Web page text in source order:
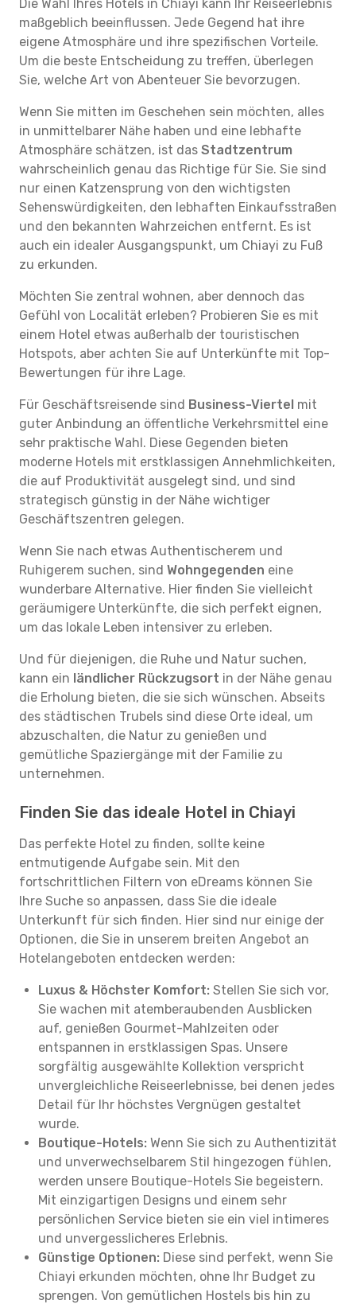
Die Wahl Ihres Hotels in Chiayi kann Ihr Reiseerlebnis
maßgeblich beeinflussen. Jede Gegend hat ihre
eigene Atmosphäre und ihre spezifischen Vorteile.
Um die beste Entscheidung zu treffen, überlegen
Sie, welche Art von Abenteuer Sie bevorzugen.
Wenn Sie mitten im Geschehen sein möchten, alles
in unmittelbarer Nähe haben und eine lebhafte
Atmosphäre schätzen, ist das Stadtzentrum
wahrscheinlich genau das Richtige für Sie. Sie sind
nur einen Katzensprung von den wichtigsten
Sehenswürdigkeiten, den lebhaften Einkaufsstraßen
und den bekannten Wahrzeichen entfernt. Es ist
auch ein idealer Ausgangspunkt, um Chiayi zu Fuß
zu erkunden.
Möchten Sie zentral wohnen, aber dennoch das
Gefühl von Localität erleben? Probieren Sie es mit
einem Hotel etwas außerhalb der touristischen
Hotspots, aber achten Sie auf Unterkünfte mit Top-
Bewertungen für ihre Lage.
Für Geschäftsreisende sind Business-Viertel mit
guter Anbindung an öffentliche Verkehrsmittel eine
sehr praktische Wahl. Diese Gegenden bieten
moderne Hotels mit erstklassigen Annehmlichkeiten,
die auf Produktivität ausgelegt sind, und sind
strategisch günstig in der Nähe wichtiger
Geschäftszentren gelegen.
Wenn Sie nach etwas Authentischerem und
Ruhigerem suchen, sind Wohngegenden eine
wunderbare Alternative. Hier finden Sie vielleicht
geräumigere Unterkünfte, die sich perfekt eignen,
um das lokale Leben intensiver zu erleben.
Und für diejenigen, die Ruhe und Natur suchen,
kann ein ländlicher Rückzugsort in der Nähe genau
die Erholung bieten, die sie sich wünschen. Abseits
des städtischen Trubels sind diese Orte ideal, um
abzuschalten, die Natur zu genießen und
gemütliche Spaziergänge mit der Familie zu
unternehmen.
Finden Sie das ideale Hotel in Chiayi
Das perfekte Hotel zu finden, sollte keine
entmutigende Aufgabe sein. Mit den
fortschrittlichen Filtern von eDreams können Sie
Ihre Suche so anpassen, dass Sie die ideale
Unterkunft für sich finden. Hier sind nur einige der
Optionen, die Sie in unserem breiten Angebot an
Hotelangeboten entdecken werden:
Luxus & Höchster Komfort: Stellen Sie sich vor,
Sie wachen mit atemberaubenden Ausblicken
auf, genießen Gourmet-Mahlzeiten oder
entspannen in erstklassigen Spas. Unsere
sorgfältig ausgewählte Kollektion verspricht
unvergleichliche Reiseerlebnisse, bei denen jedes
Detail für Ihr höchstes Vergnügen gestaltet
wurde.
Boutique-Hotels: Wenn Sie sich zu Authentizität
und unverwechselbarem Stil hingezogen fühlen,
werden unsere Boutique-Hotels Sie begeistern.
Mit einzigartigen Designs und einem sehr
persönlichen Service bieten sie ein viel intimeres
und unvergesslicheres Erlebnis.
Günstige Optionen: Diese sind perfekt, wenn Sie
Chiayi erkunden möchten, ohne Ihr Budget zu
sprengen. Von gemütlichen Hostels bis hin zu